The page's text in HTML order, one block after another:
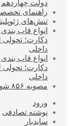
دولت چهاردهم
راهنمای
تنش‌های
انواع قاب
دکارت؛
داخلی
انواع قاب
دکارت؛
داخلی
مصوبه ۸۵۶ شورای رقابت؛ این جاده یک‌طرفه است
ورود
نوشته تصادفی
سایدبار